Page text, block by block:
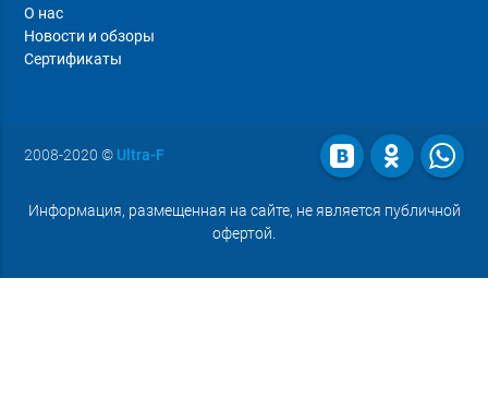
О нас
Новости и обзоры
Сертификаты
2008-2020 © Ultra-F
Информация, размещенная на сайте, не является публичной
офертой.